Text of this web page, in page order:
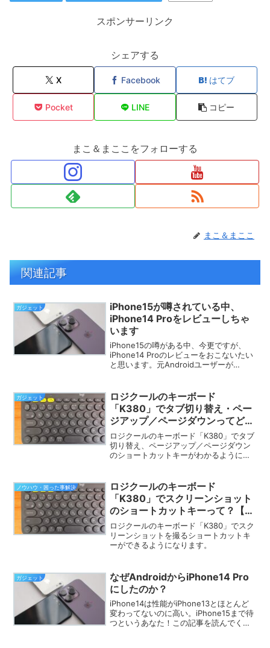
スポンサーリンク
シェアする
X Facebook はてブ
Pocket LINE コピー
まこ＆まここをフォローする
まこ＆まここ
関連記事
ガジェット
iPhone15が噂されている中、
iPhone14 Proをレビューしちゃ
います
iPhone15の噂がある中、今更ですが、
iPhone14 Proのレビューをおこないたい
と思います。元Androidユーザーが
iPhone14 ProとiOSアプリの良いとこ
ろ、悪いところとを上げていきたいと思
います。
ガジェット
ロジクールのキーボード
「K380」でタブ切り替え・ペー
ジアップ／ページダウンってどう
やってやるの？【画像付き】
ロジクールのキーボード「K380」でタブ
切り替え、ページアップ／ページダウン
のショートカットキーがわかるようにな
ノウハウ・困った事解決
ロジクールのキーボード
「K380」でスクリーンショット
のショートカットキーって？【画
像付き】
ロジクールのキーボード「K380」でスク
リーンショットを撮るショートカットキ
ーができるようになります。
ガジェット
なぜAndroidからiPhone14 Pro
にしたのか？
iPhone14は性能がiPhone13とほとんど
変わってないのに高い。iPhone15まで待
つというあなた！この記事を読んでくだ